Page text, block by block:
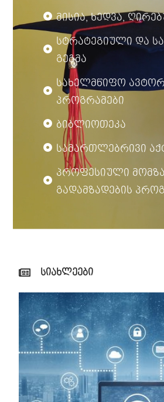
მისია, ხედვა,
სტრატეგიული და
გეგმა
სახელმწიფო
პროგრამები
ბიბლიოთეკა
სამართლებრივი
პროფესიული
გადამზადების
სიახლეები